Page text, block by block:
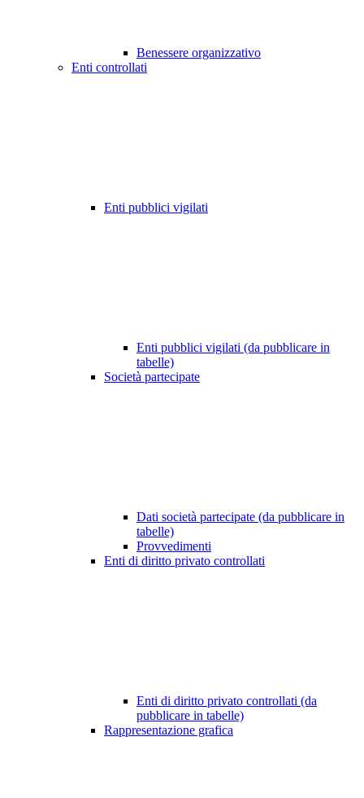
Benessere organizzativo
Enti controllati
Enti pubblici vigilati
Enti pubblici vigilati (da pubblicare in
tabelle)
Società partecipate
Dati società partecipate (da pubblicare in
tabelle)
Provvedimenti
Enti di diritto privato controllati
Enti di diritto privato controllati (da
pubblicare in tabelle)
Rappresentazione grafica